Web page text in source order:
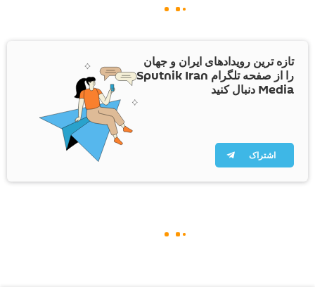
تازه ترین رویدادهای ایران و جهان
را از صفحه تلگرام Sputnik Iran
Media دنبال کنید
اشتراک